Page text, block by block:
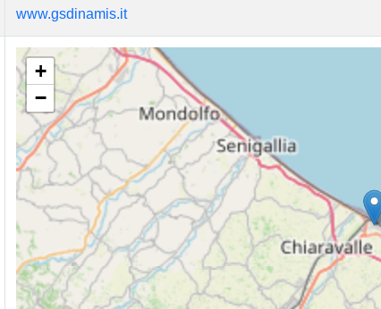
www.gsdinamis.it
+
−